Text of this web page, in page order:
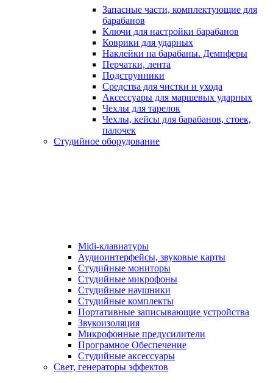
Запасные части, комплектующие для
барабанов
Ключи для настройки барабанов
Коврики для ударных
Наклейки на барабаны. Демпферы
Перчатки, лента
Подструнники
Средства для чистки и ухода
Аксессуары для маршевых ударных
Чехлы для тарелок
Чехлы, кейсы для барабанов, стоек,
палочек
Студийное оборудование
Midi-клавиатуры
Аудиоинтерфейсы, звуковые карты
Студийные мониторы
Студийные микрофоны
Студийные наушники
Студийные комплекты
Портативные записывающие устройства
Звукоизоляция
Микрофонные предусилители
Програмное Обеспечение
Студийные аксессуары
Свет, генераторы эффектов